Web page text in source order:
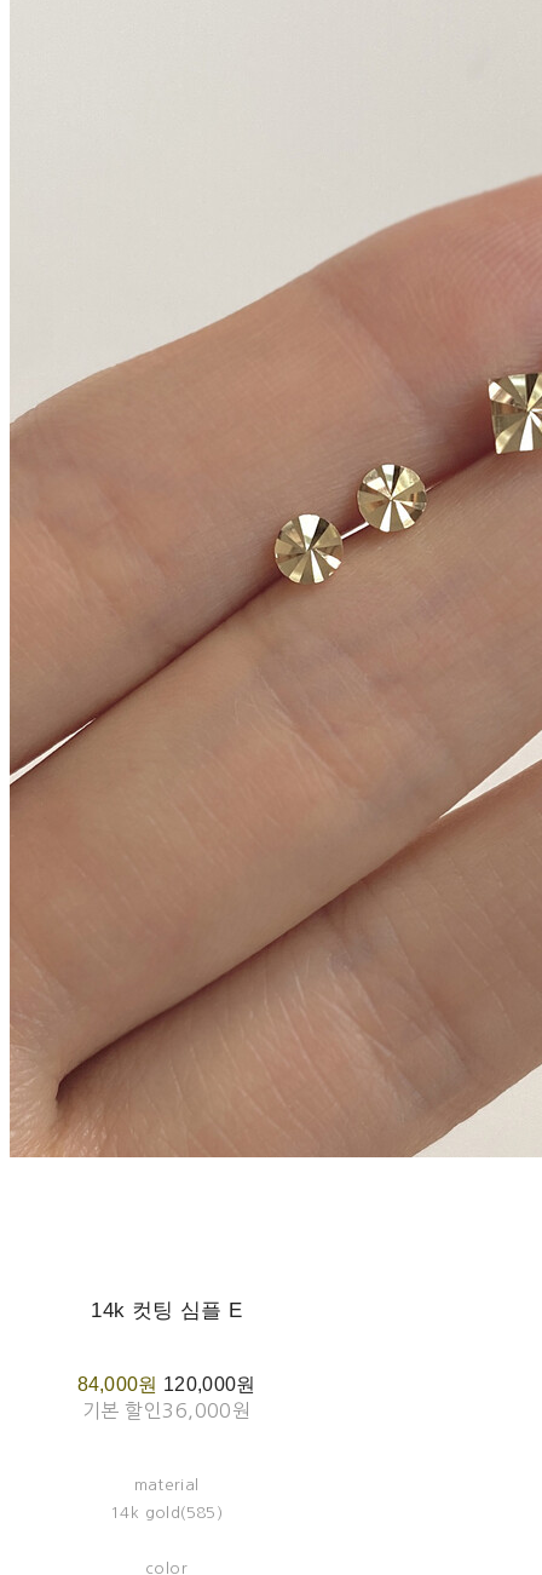
14k 컷팅 심플 E
84,000원 120,000원
기본 할인 36,000원
material
14k gold(585)
color